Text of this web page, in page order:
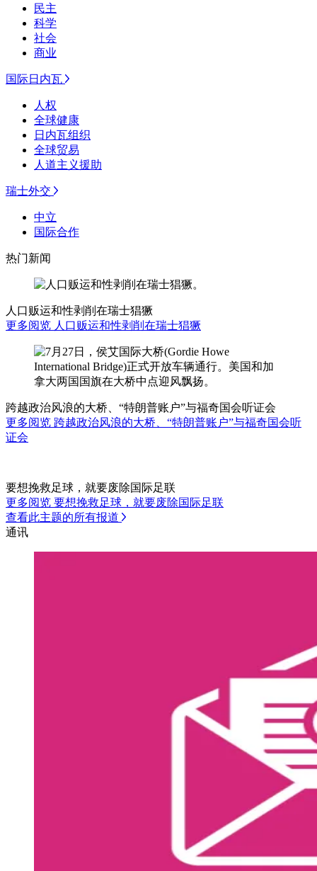
民主
科学
社会
商业
国际日内瓦
人权
全球健康
日内瓦组织
全球贸易
人道主义援助
瑞士外交
中立
国际合作
热门新闻
人口贩运和性剥削在瑞士猖獗
更多阅览 人口贩运和性剥削在瑞士猖獗
跨越政治风浪的大桥、“特朗普账户”与福奇国会听证会
更多阅览 跨越政治风浪的大桥、“特朗普账户”与福奇国会听
证会
要想挽救足球，就要废除国际足联
更多阅览 要想挽救足球，就要废除国际足联
查看此主题的所有报道
通讯